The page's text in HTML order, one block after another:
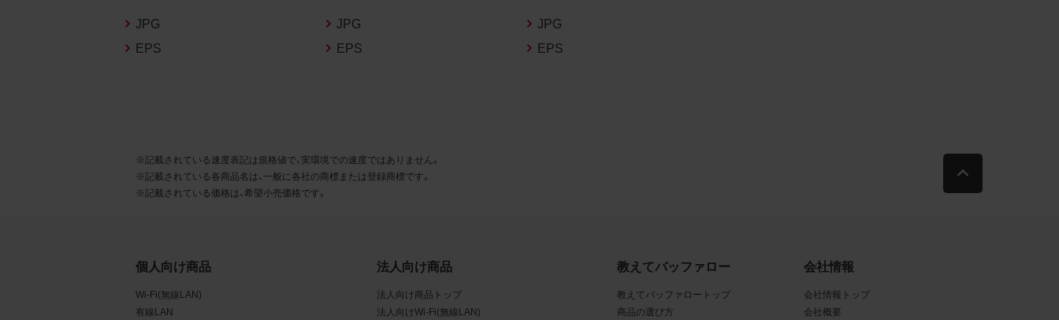
告なく変更されることがあります。各データをダウンロードする際には最
ることに同意します。
2.利用許諾
る場合に限り商品写真データを複製、送信可能化して利用できます。当社
からの個別の同意を得た場合を除き、上記の目的、利用方法以外に商品写真
データを利用することはできません。
JPG
EPS
JPG
EPS
JPG
EPS
※記載されている速度表記は規格値で、実環境での速度ではありません。
※記載されている各商品名は、一般に各社の商標または登録商標です。
※記載されている価格は、希望小売価格です。
個人向け商品
Wi-Fi(無線LAN)
有線LAN
法人向け商品
法人向け商品トップ
法人向けWi-Fi(無線LAN)
教えてバッファロー
教えてバッファロートップ
商品の選び方
会社情報
会社情報トップ
会社概要